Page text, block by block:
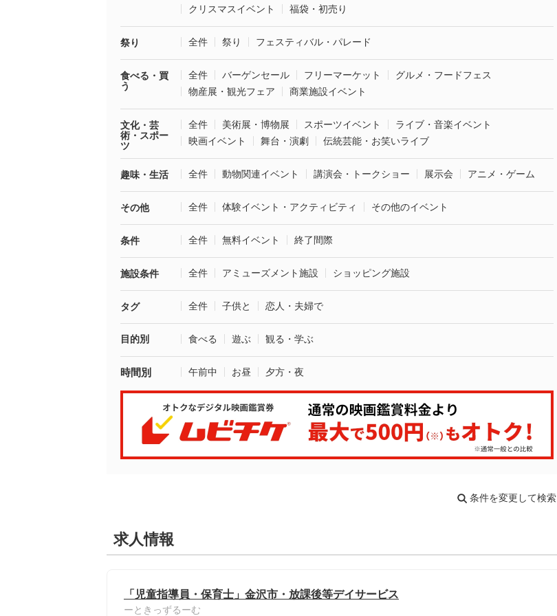
クリスマスイベント
福袋・初売り
祭り 全件 祭り フェスティバル・パレード
食べる・買
う
全件 バーゲンセール フリーマーケット
グルメ・フードフェス
物産展・観光フェア
商業施設イベント
文化・芸
術・スポー
ツ
全件 美術展・博物展 スポーツイベント
ライブ・音楽イベント
映画イベント
舞台・演劇 伝統芸能・お笑いライブ
趣味・生活 全件 動物関連イベント 講演会・トークショー 展示会 アニメ・ゲーム
その他 全件 体験イベント・アクティビティ その他のイベント
条件 全件 無料イベント 終了間際
施設条件 全件 アミューズメント施設 ショッピング施設
タグ 全件 子供と 恋人・夫婦で
目的別 食べる 遊ぶ 観る・学ぶ
時間別 午前中 お昼 夕方・夜
条件を変更して検索
求人情報
「児童指導員・保育士」金沢市・放課後等デイサービス
ーときっずるーむ